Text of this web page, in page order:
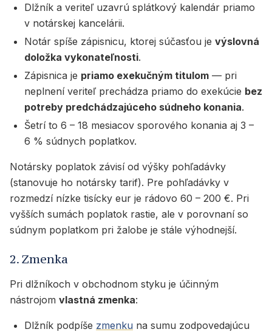
Dlžník a veriteľ uzavrú splátkový kalendár priamo
v notárskej kancelárii.
Notár spíše zápisnicu, ktorej súčasťou je výslovná
doložka vykonateľnosti.
Zápisnica je priamo exekučným titulom — pri
neplnení veriteľ prechádza priamo do exekúcie bez
potreby predchádzajúceho súdneho konania.
Šetrí to 6 – 18 mesiacov sporového konania aj 3 –
6 % súdnych poplatkov.
Notársky poplatok závisí od výšky pohľadávky
(stanovuje ho notársky tarif). Pre pohľadávky v
rozmedzí nízke tisícky eur je rádovo 60 – 200 €. Pri
vyšších sumách poplatok rastie, ale v porovnaní so
súdnym poplatkom pri žalobe je stále výhodnejší.
2. Zmenka
Pri dlžníkoch v obchodnom styku je účinným
nástrojom vlastná zmenka:
Dlžník podpíše zmenku na sumu zodpovedajúcu